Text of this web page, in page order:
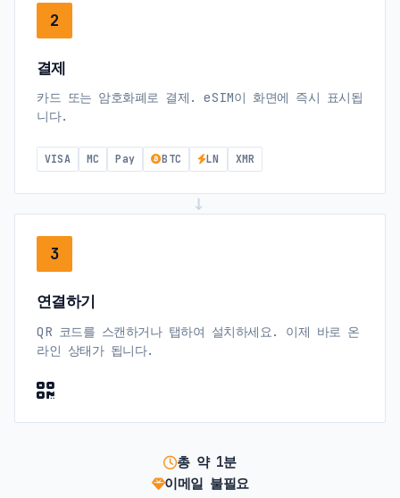
2
결제
카드 또는 암호화폐로 결제. eSIM이 화면에 즉시 표시됩
니다.
VISA MC Pay BTC LN XMR
→
3
연결하기
QR 코드를 스캔하거나 탭하여 설치하세요. 이제 바로 온
라인 상태가 됩니다.
총 약 1분
이메일 불필요